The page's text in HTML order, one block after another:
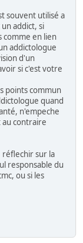
souvent utilisé a
addict, si
comme en lien
addictologue
d'un
si c'est votre
points commun
quand
n'empeche
au contraire
réflechir sur la
responsable du
ou si les